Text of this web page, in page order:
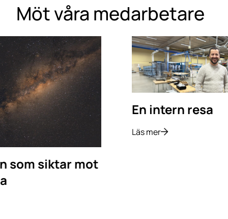
Möt våra medarbetare
som siktar mot
En intern resa
Läs mer